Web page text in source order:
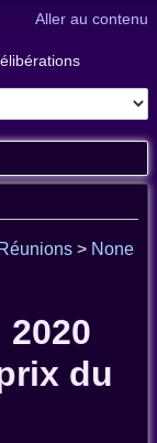
Aller au contenu
Réunions > None
du